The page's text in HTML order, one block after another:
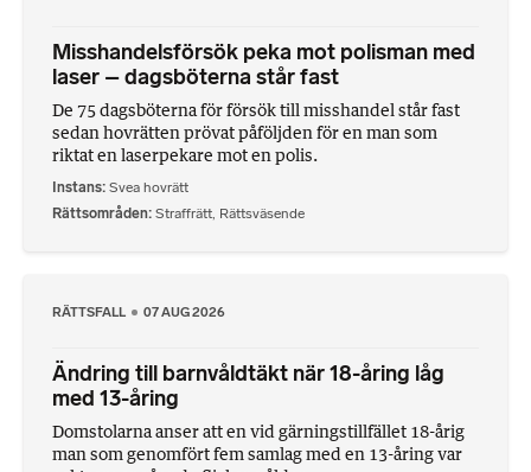
Misshandelsförsök peka mot polisman med
laser – dagsböterna står fast
De 75 dagsböterna för försök till misshandel står fast
sedan hovrätten prövat påföljden för en man som
riktat en laserpekare mot en polis.
Instans Svea hovrätt
Rättsområden Straffrätt Rättsväsende
RÄTTSFALL 07 AUG 2026
Ändring till barnvåldtäkt när 18-åring låg
med 13-åring
Domstolarna anser att en vid gärningstillfället 18-årig
man som genomfört fem samlag med en 13-åring var